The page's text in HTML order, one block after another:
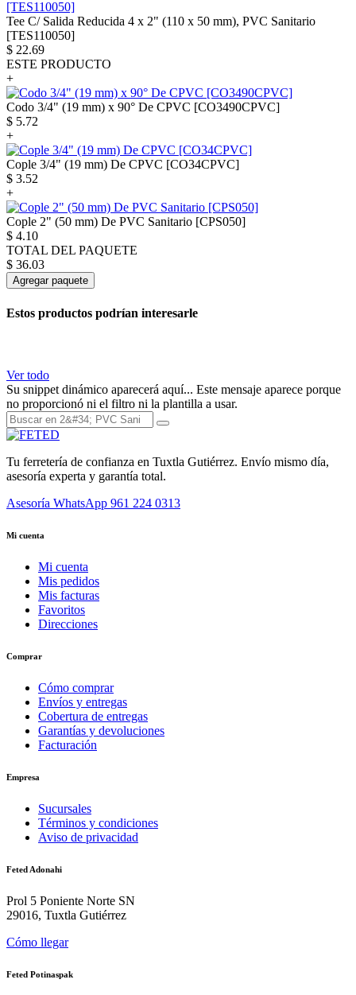
Tee C/ Salida Reducida 4 x 2" (110 x 50 mm), PVC Sanitario
[TES110050]
$ 22.69
ESTE PRODUCTO
+
Codo 3/4" (19 mm) x 90° De CPVC [CO3490CPVC]
$ 5.72
+
Cople 3/4" (19 mm) De CPVC [CO34CPVC]
$ 3.52
+
Cople 2" (50 mm) De PVC Sanitario [CPS050]
$ 4.10
TOTAL DEL PAQUETE
$ 36.03
Agregar paquete
Estos productos podrían interesarle
Ver todo
Su snippet dinámico aparecerá aquí... Este mensaje aparece porque
no proporcionó ni el filtro ni la plantilla a usar.
Tu ferretería de confianza en Tuxtla Gutiérrez. Envío mismo día,
asesoría experta y garantía total.
Asesoría WhatsApp 961 224 0313
Mi cuenta
Mi cuenta
Mis pedidos
Mis facturas
Favoritos
Direcciones
Comprar
Cómo comprar
Envíos y entregas
Cobertura de entregas
Garantías y devoluciones
Facturación
Empresa
Sucursales
Términos y condiciones
Aviso de privacidad
Feted Adonahi
Prol 5 Poniente Norte SN
29016, Tuxtla Gutiérrez
Cómo llegar
Feted Potinaspak